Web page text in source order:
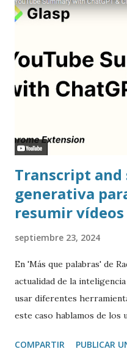
Transcript and
generativa
resumir vídeos
septiembre 23, 2024
En 'Más que palabras' de
actualidad de la
usar diferentes
este caso hablamos de los
transcribir y resumir los
COMPARTIR PUBLICAR